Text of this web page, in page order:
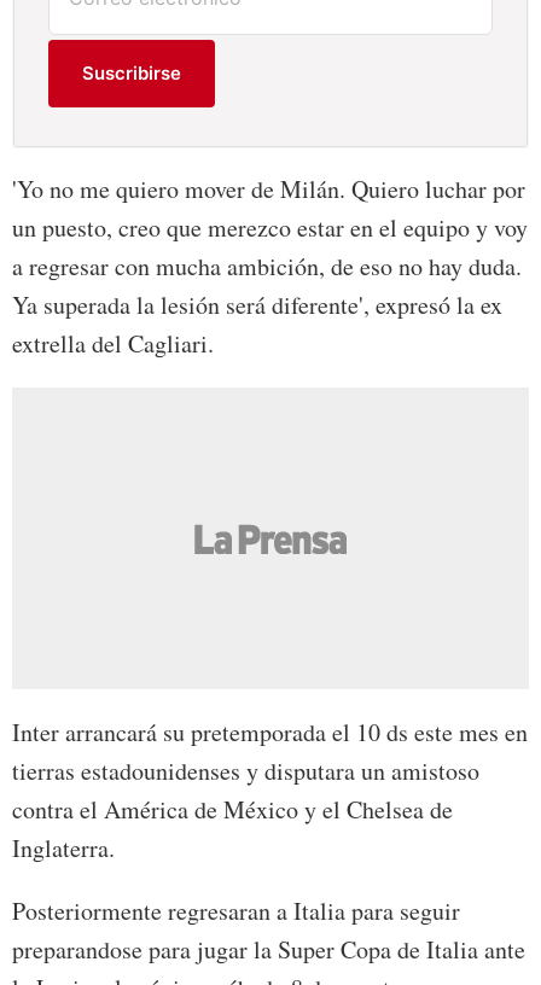
Suscribirse
'Yo no me quiero mover de Milán. Quiero luchar por
un puesto, creo que merezco estar en el equipo y voy
a regresar con mucha ambición, de eso no hay duda.
Ya superada la lesión será diferente', expresó la ex
extrella del Cagliari.
Inter arrancará su pretemporada el 10 ds este mes en
tierras estadounidenses y disputara un amistoso
contra el América de México y el Chelsea de
Inglaterra.
Posteriormente regresaran a Italia para seguir
preparandose para jugar la Super Copa de Italia ante